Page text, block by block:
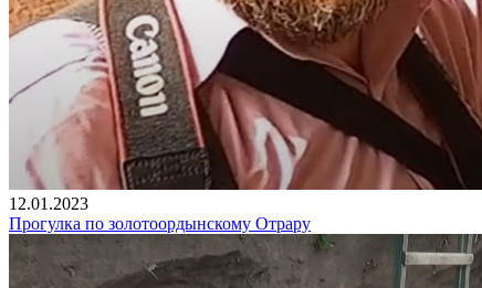
12.01.2023
Прогулка по золотоордынскому Отрару